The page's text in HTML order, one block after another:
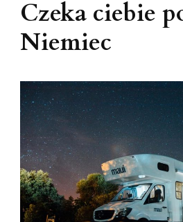
Czeka ciebie
Niemiec